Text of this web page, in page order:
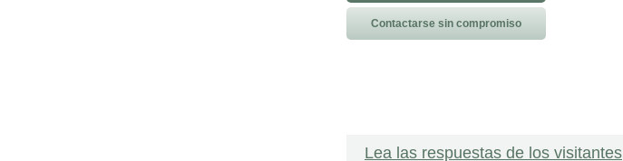
Contactarse sin compromiso
Lea las respuestas de los visitantes